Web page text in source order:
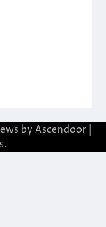
by Ascendoor|
.